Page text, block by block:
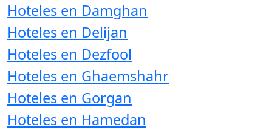
Hoteles en Damghan
Hoteles en Delijan
Hoteles en Dezfool
Hoteles en Ghaemshahr
Hoteles en Gorgan
Hoteles en Hamedan